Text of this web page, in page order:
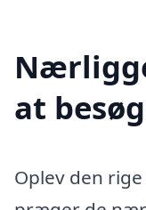
at
Oplev den